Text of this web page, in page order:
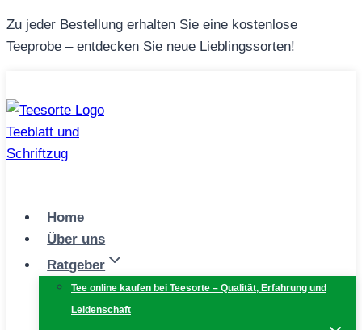
Zum
Inhalt
Zu jeder Bestellung erhalten Sie eine kostenlose
Teeprobe – entdecken Sie neue Lieblingssorten!
Home
Über uns
Ratgeber
Tee online kaufen bei Teesorte – Qualität, Erfahrung und
Leidenschaft